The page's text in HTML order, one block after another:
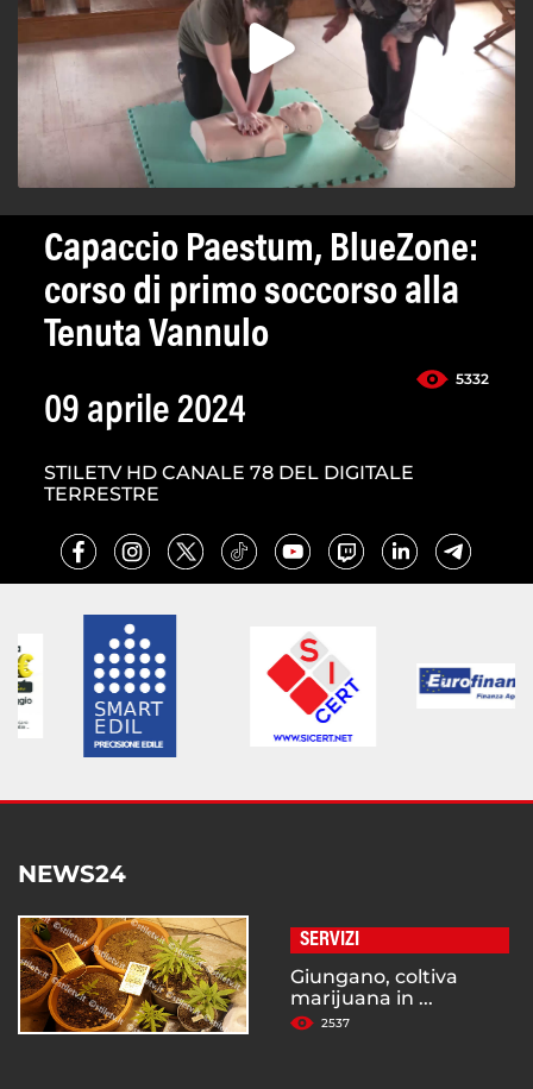
Capaccio Paestum, BlueZone:
corso di primo soccorso alla
Tenuta Vannulo
5332
09 aprile 2024
STILETV HD CANALE 78 DEL DIGITALE
TERRESTRE
NEWS24
SERVIZI
Giungano, coltiva
marijuana in ...
2537